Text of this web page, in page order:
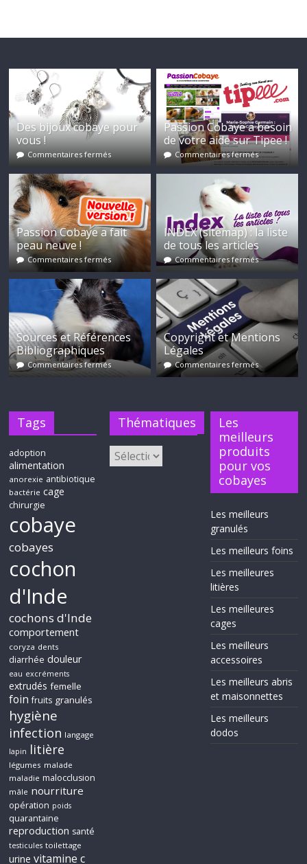
Des bijoux cobaye pour
vous !
Commentaires fermés
Passion Cobaye a besoin
de votre aide sur Tipee !
Commentaires fermés
Passion Cobaye a fait
peau neuve !
Commentaires fermés
INDEX (sitemap) : la liste
de tous les articles
Commentaires fermés
Sources et Références
Bibliographiques
Commentaires fermés
Copyright et Mentions
Légales
Commentaires fermés
Tags
adoption
alimentation
anorexie antibiotique
bactérie cage
chirurgie
cobaye
cobayes
cochon
d'Inde
cochons d'Inde
comportement
coryza dents
diarrhée douleur
eau excréments
extrudés femelle
foin fruits granulés
hygiène
infection langage
lapin litière
légumes malade
maladie malocclusion
mâle nourriture
opération poids
quarantaine
reproduction santé
testicules toilettage
urine vitamine c
Thématiques
Les
meilleurs
produits
pour vos
cobayes
Les meilleurs
granulés
Les meilleurs foins
Les meilleures
litières
Les meilleures
cages
Les meilleurs
accessoires
Les meilleurs abris
et maisonnettes
Les meilleurs
dodos